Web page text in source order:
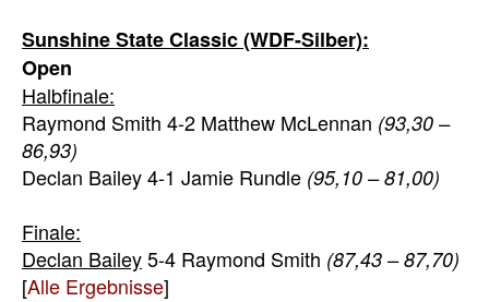
Sunshine State Classic (WDF-Silber):
Open
Halbfinale:
Raymond Smith 4-2 Matthew McLennan (93,30 –
86,93)
Declan Bailey 4-1 Jamie Rundle (95,10 – 81,00)
Finale:
Declan Bailey5-4 Raymond Smith (87,43 – 87,70)
[Alle Ergebnisse]